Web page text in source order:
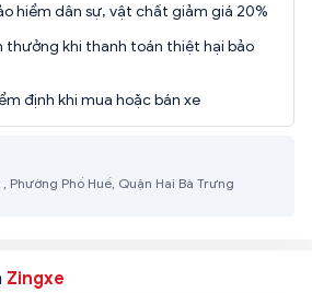
hiểm dân sự, vật chất giảm giá 20%
thưởng khi thanh toán thiệt hại bảo
định khi mua hoặc bán xe
Phường Phố Huế, Quận Hai Bà Trưng
Zingxe